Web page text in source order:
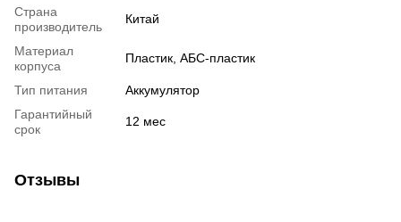
Страна
производитель
Китай
Материал
корпуса
Пластик, АБС-пластик
Тип питания
Аккумулятор
Гарантийный
срок
12 мес
Отзывы